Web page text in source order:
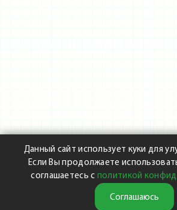
Данный сайт использует куки для
Если Вы продолжаете
соглашаетесь с политикой
Соглашаюсь